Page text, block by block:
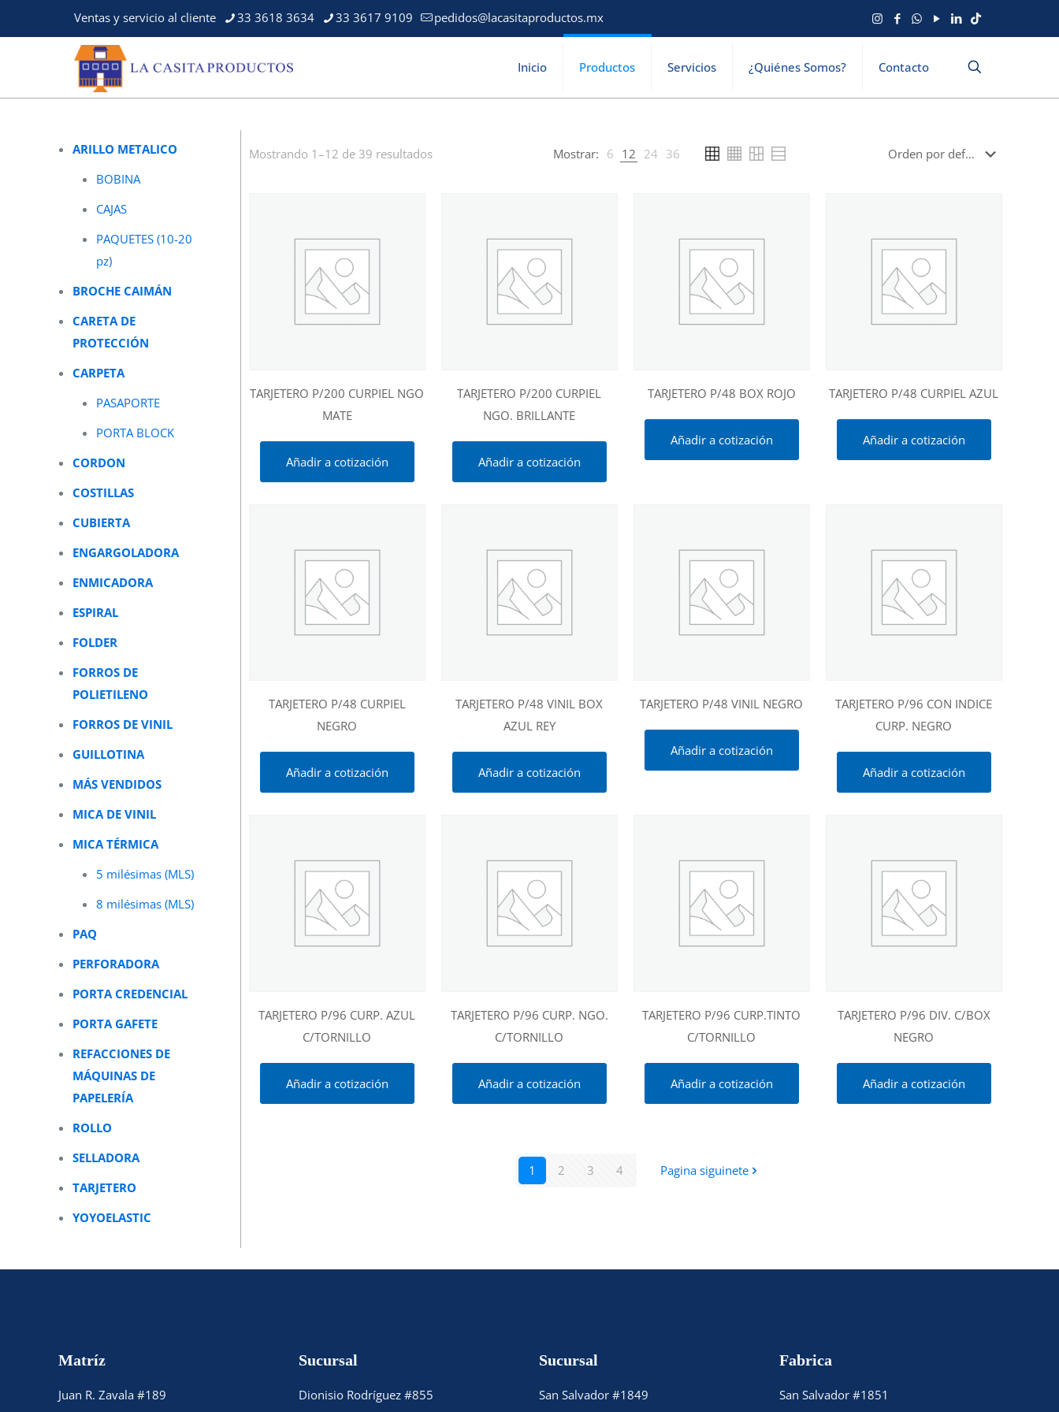
Ventas y servicio al cliente 33 3618 3634 33 3617 9109 pedidos@lacasitaproductos.mx
Inicio Productos Servicios ¿Quiénes Somos? Contacto
ARILLO METALICO
BOBINA
CAJAS
PAQUETES (10-20
pz)
BROCHE CAIMÁN
CARETA DE
PROTECCIÓN
CARPETA
PASAPORTE
PORTA BLOCK
CORDON
COSTILLAS
CUBIERTA
ENGARGOLADORA
ENMICADORA
ESPIRAL
FOLDER
FORROS DE
POLIETILENO
FORROS DE VINIL
GUILLOTINA
MÁS VENDIDOS
MICA DE VINIL
MICA TÉRMICA
5 milésimas (MLS)
8 milésimas (MLS)
PAQ
PERFORADORA
PORTA CREDENCIAL
PORTA GAFETE
REFACCIONES DE
MÁQUINAS DE
PAPELERÍA
ROLLO
SELLADORA
TARJETERO
YOYOELASTIC
Mostrando 1–12 de 39 resultados Mostrar: 6 12 24 36
TARJETERO P/200 CURPIEL NGO
MATE
Añadir a cotización
TARJETERO P/200 CURPIEL
NGO. BRILLANTE
Añadir a cotización
TARJETERO P/48 BOX ROJO
Añadir a cotización
TARJETERO P/48 CURPIEL AZUL
Añadir a cotización
TARJETERO P/48 CURPIEL
NEGRO
Añadir a cotización
TARJETERO P/48 VINIL BOX
AZUL REY
Añadir a cotización
TARJETERO P/48 VINIL NEGRO
Añadir a cotización
TARJETERO P/96 CON INDICE
CURP. NEGRO
Añadir a cotización
TARJETERO P/96 CURP. AZUL
C/TORNILLO
Añadir a cotización
TARJETERO P/96 CURP. NGO.
C/TORNILLO
Añadir a cotización
TARJETERO P/96 CURP.TINTO
C/TORNILLO
Añadir a cotización
TARJETERO P/96 DIV. C/BOX
NEGRO
Añadir a cotización
1 2 3 4 Pagina siguinete
Matríz
Juan R. Zavala #189
Sucursal
Dionisio Rodríguez #855
Sucursal
San Salvador #1849
Fabrica
San Salvador #1851